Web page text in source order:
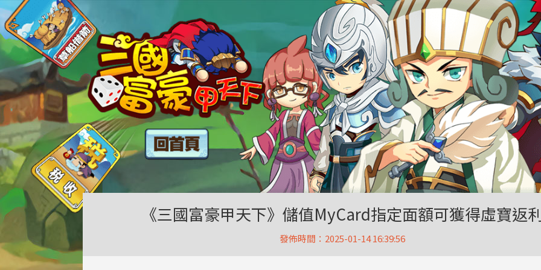
《三國富豪甲天下》儲值MyCard指定面額可獲得虛寶返
發佈時間：2025-01-14 16:39:56